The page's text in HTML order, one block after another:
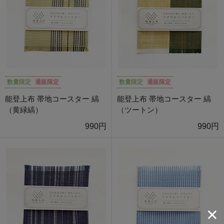
数量限定 通販限定
能登上布 帯地コースター 縞
（黄緑縞）
990円
数量限定 通販限定
能登上布 帯地コースター 縞
（ツートン）
990円